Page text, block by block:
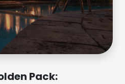
Pack: